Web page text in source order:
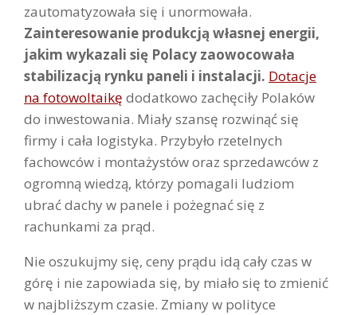
zautomatyzowała się i unormowała.
Zainteresowanie produkcją własnej energii,
jakim wykazali się Polacy zaowocowała
stabilizacją rynku paneli i instalacji. Dotacje
na fotowoltaikę dodatkowo zachęciły Polaków
do inwestowania. Miały szansę rozwinąć się
firmy i cała logistyka. Przybyło rzetelnych
fachowców i montażystów oraz sprzedawców z
ogromną wiedzą, którzy pomagali ludziom
ubrać dachy w panele i pożegnać się z
rachunkami za prąd.
Nie oszukujmy się, ceny prądu idą cały czas w
górę i nie zapowiada się, by miało się to zmienić
w najbliższym czasie. Zmiany w polityce